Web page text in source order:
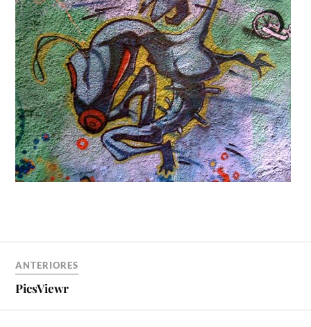
ANTERIORES
PicsViewr